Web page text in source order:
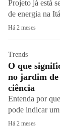
Projeto já está
de energia na
Há 2 meses
Trends
O que
no jardim de
ciência
Entenda por
pode indicar
Há 2 meses